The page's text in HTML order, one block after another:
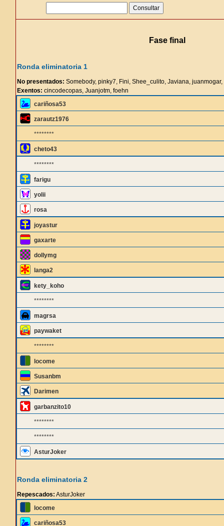
Fase final
Ronda eliminatoria 1
No presentados: Somebody, pinky7, Fini, Shee_culito, Javiana,
Exentos: cincodecopas, Juanjotm, foehn
cariñosa53
zarautz1976
********
cheto43
********
farigu
yolii
rosa
joyastur
gaxarte
dollymg
langa2
kety_koho
********
magrsa
paywaket
********
locome
Susanbm
Darimen
garbanzito10
********
********
AsturJoker
Ronda eliminatoria 2
Repescados: AsturJoker
locome
cariñosa53